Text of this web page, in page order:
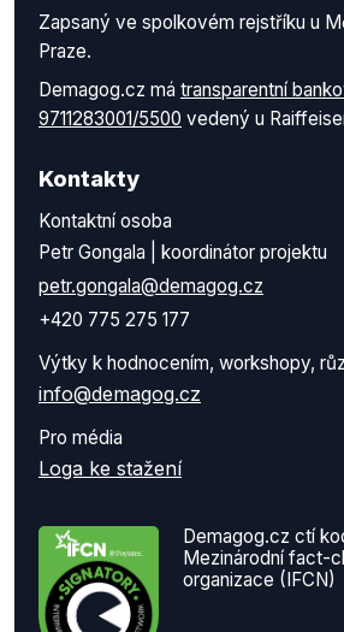
Zapsaný ve spolkovém rejstříku u
Praze.
Demagog.cz má transparentní
9711283001/5500 vedený u
Kontakty
Kontaktní osoba
Petr Gongala | koordinátor projektu
petr.gongala@demagog.cz
+420 775 275 177
Výtky k hodnocením, workshopy,
info@demagog.cz
Pro média
Loga ke stažení
Demagog.cz ctí
Mezinárodní fact-
organizace (IFCN)